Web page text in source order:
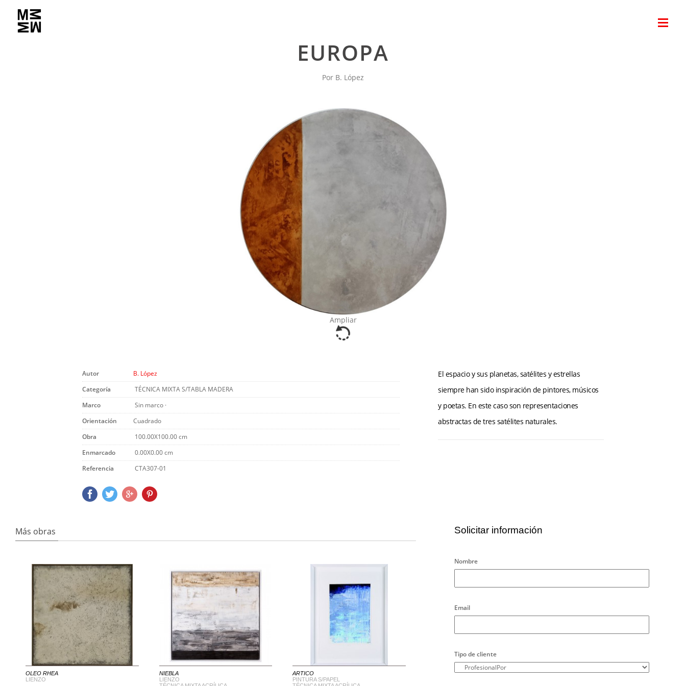
EUROPA
Por B. López
Ampliar
Autor
B. López
Categoría
TÉCNICA MIXTA S/TABLA MADERA
Marco
Sin marco ·
Orientación
Cuadrado
Obra
100.00X100.00 cm
Enmarcado
0.00X0.00 cm
Referencia
CTA307-01
El espacio y sus planetas, satélites y estrellas
siempre han sido inspiración de pintores, músicos
y poetas. En este caso son representaciones
abstractas de tres satélites naturales.
Más obras
OLEO RHEA
LIENZO
NIEBLA
LIENZO
ARTICO
PINTURA S/PAPEL
Solicitar información
Nombre
Email
Tipo de cliente